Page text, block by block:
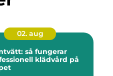
02. aug
så fungerar
klädvård på